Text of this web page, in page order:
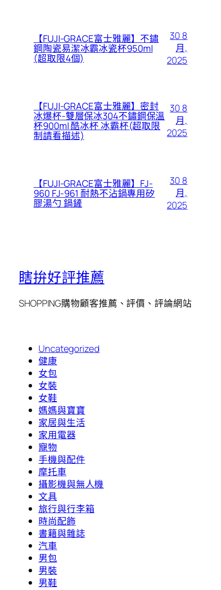
【FUJI-GRACE富士雅麗】不鏽
鋼陶瓷易潔冰霸冰瓷杯950ml
(超取限4個)
30 8
月,
2025
【FUJI-GRACE富士雅麗】密封
冰爆杯-雙層保冰304不鏽鋼保溫
杯900ml 酷冰杯 冰霸杯(超取限
制請看描述)
30 8
月,
2025
【FUJI-GRACE富士雅麗】FJ-
960 FJ-961 耐熱不沾鍋專用矽
膠湯勺 鍋鏟
30 8
月,
2025
瞎拚好評推薦
SHOPPING購物顧客推薦、評價、評論網站
Uncategorized
健康
女包
女裝
女鞋
媽媽與寶寶
家居與生活
家用電器
寵物
手機與配件
摩托車
攝影機與無人機
文具
旅行與行李箱
時尚配飾
書籍與雜誌
汽車
男包
男裝
男鞋